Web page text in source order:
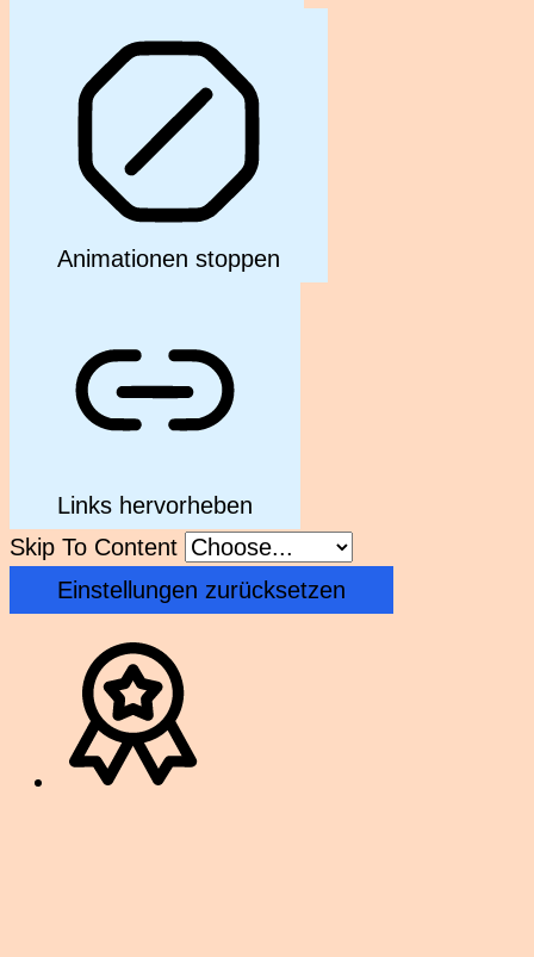
Animationen stoppen
Links hervorheben
Skip To Content
Einstellungen zurücksetzen